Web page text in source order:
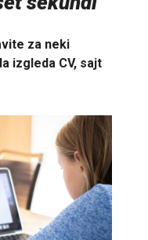
za neki
izgleda CV, sajt